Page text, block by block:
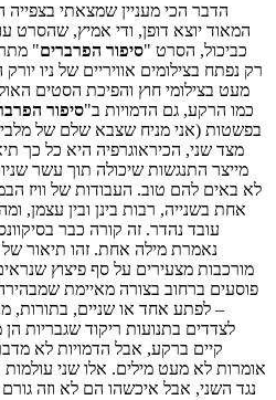
הדבר הכי מעניין שמצאתי בצפייה
המאוד יוצא דופן, ודי אמיץ, שהסרט
כביכול, הסרט "סיפור הפרברים"
רק נפתח בצילומים אוויריים של ניו
מעט בצילומי חוץ והפיכת הסטים
כמו הרקע, גם הדמויות ב"סיפור
בפשטות (אני מניח שצבא שלם של
מצד שני, הכיראוגרפיה היא כל כך
מייצר התנגשות שיכולה תוך עשר
לא באים להם טוב. העבודות של וויז
אחת בשנייה, רבות בינן ובין עצמן,
עובד נהדר. זה קורה כבר
נאמרת מילה אחת. זהו תיאור של
מורכבות מצעירים על סף פיצוץ
פוסעים ברחוב בצורה מאיימת
– לפתע אחד או שניים, בתורות,
לצדדים בתנועות ריקוד שגבריות
קיים ברקע, אבל הדמויות לא
אומרות לא מעט מילים. אלו שני
נגד השני, אבל איכשהו הם לא וזה